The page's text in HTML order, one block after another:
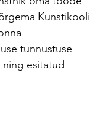
Kunstikooli
tunnustuse
ning esitatud